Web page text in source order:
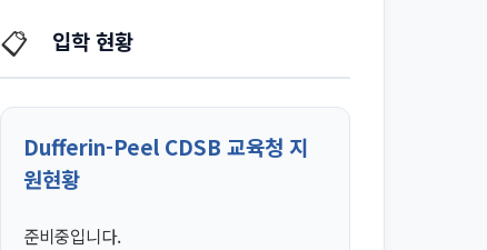
📋 입학 현황
Dufferin-Peel CDSB 교육청 지
원현황
준비중입니다.